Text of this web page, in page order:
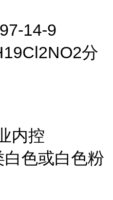
14-9
分
内控
或白色粉